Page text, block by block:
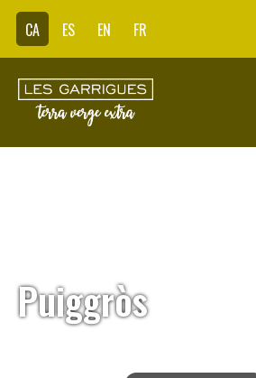
CA ES EN FR
Puiggròs